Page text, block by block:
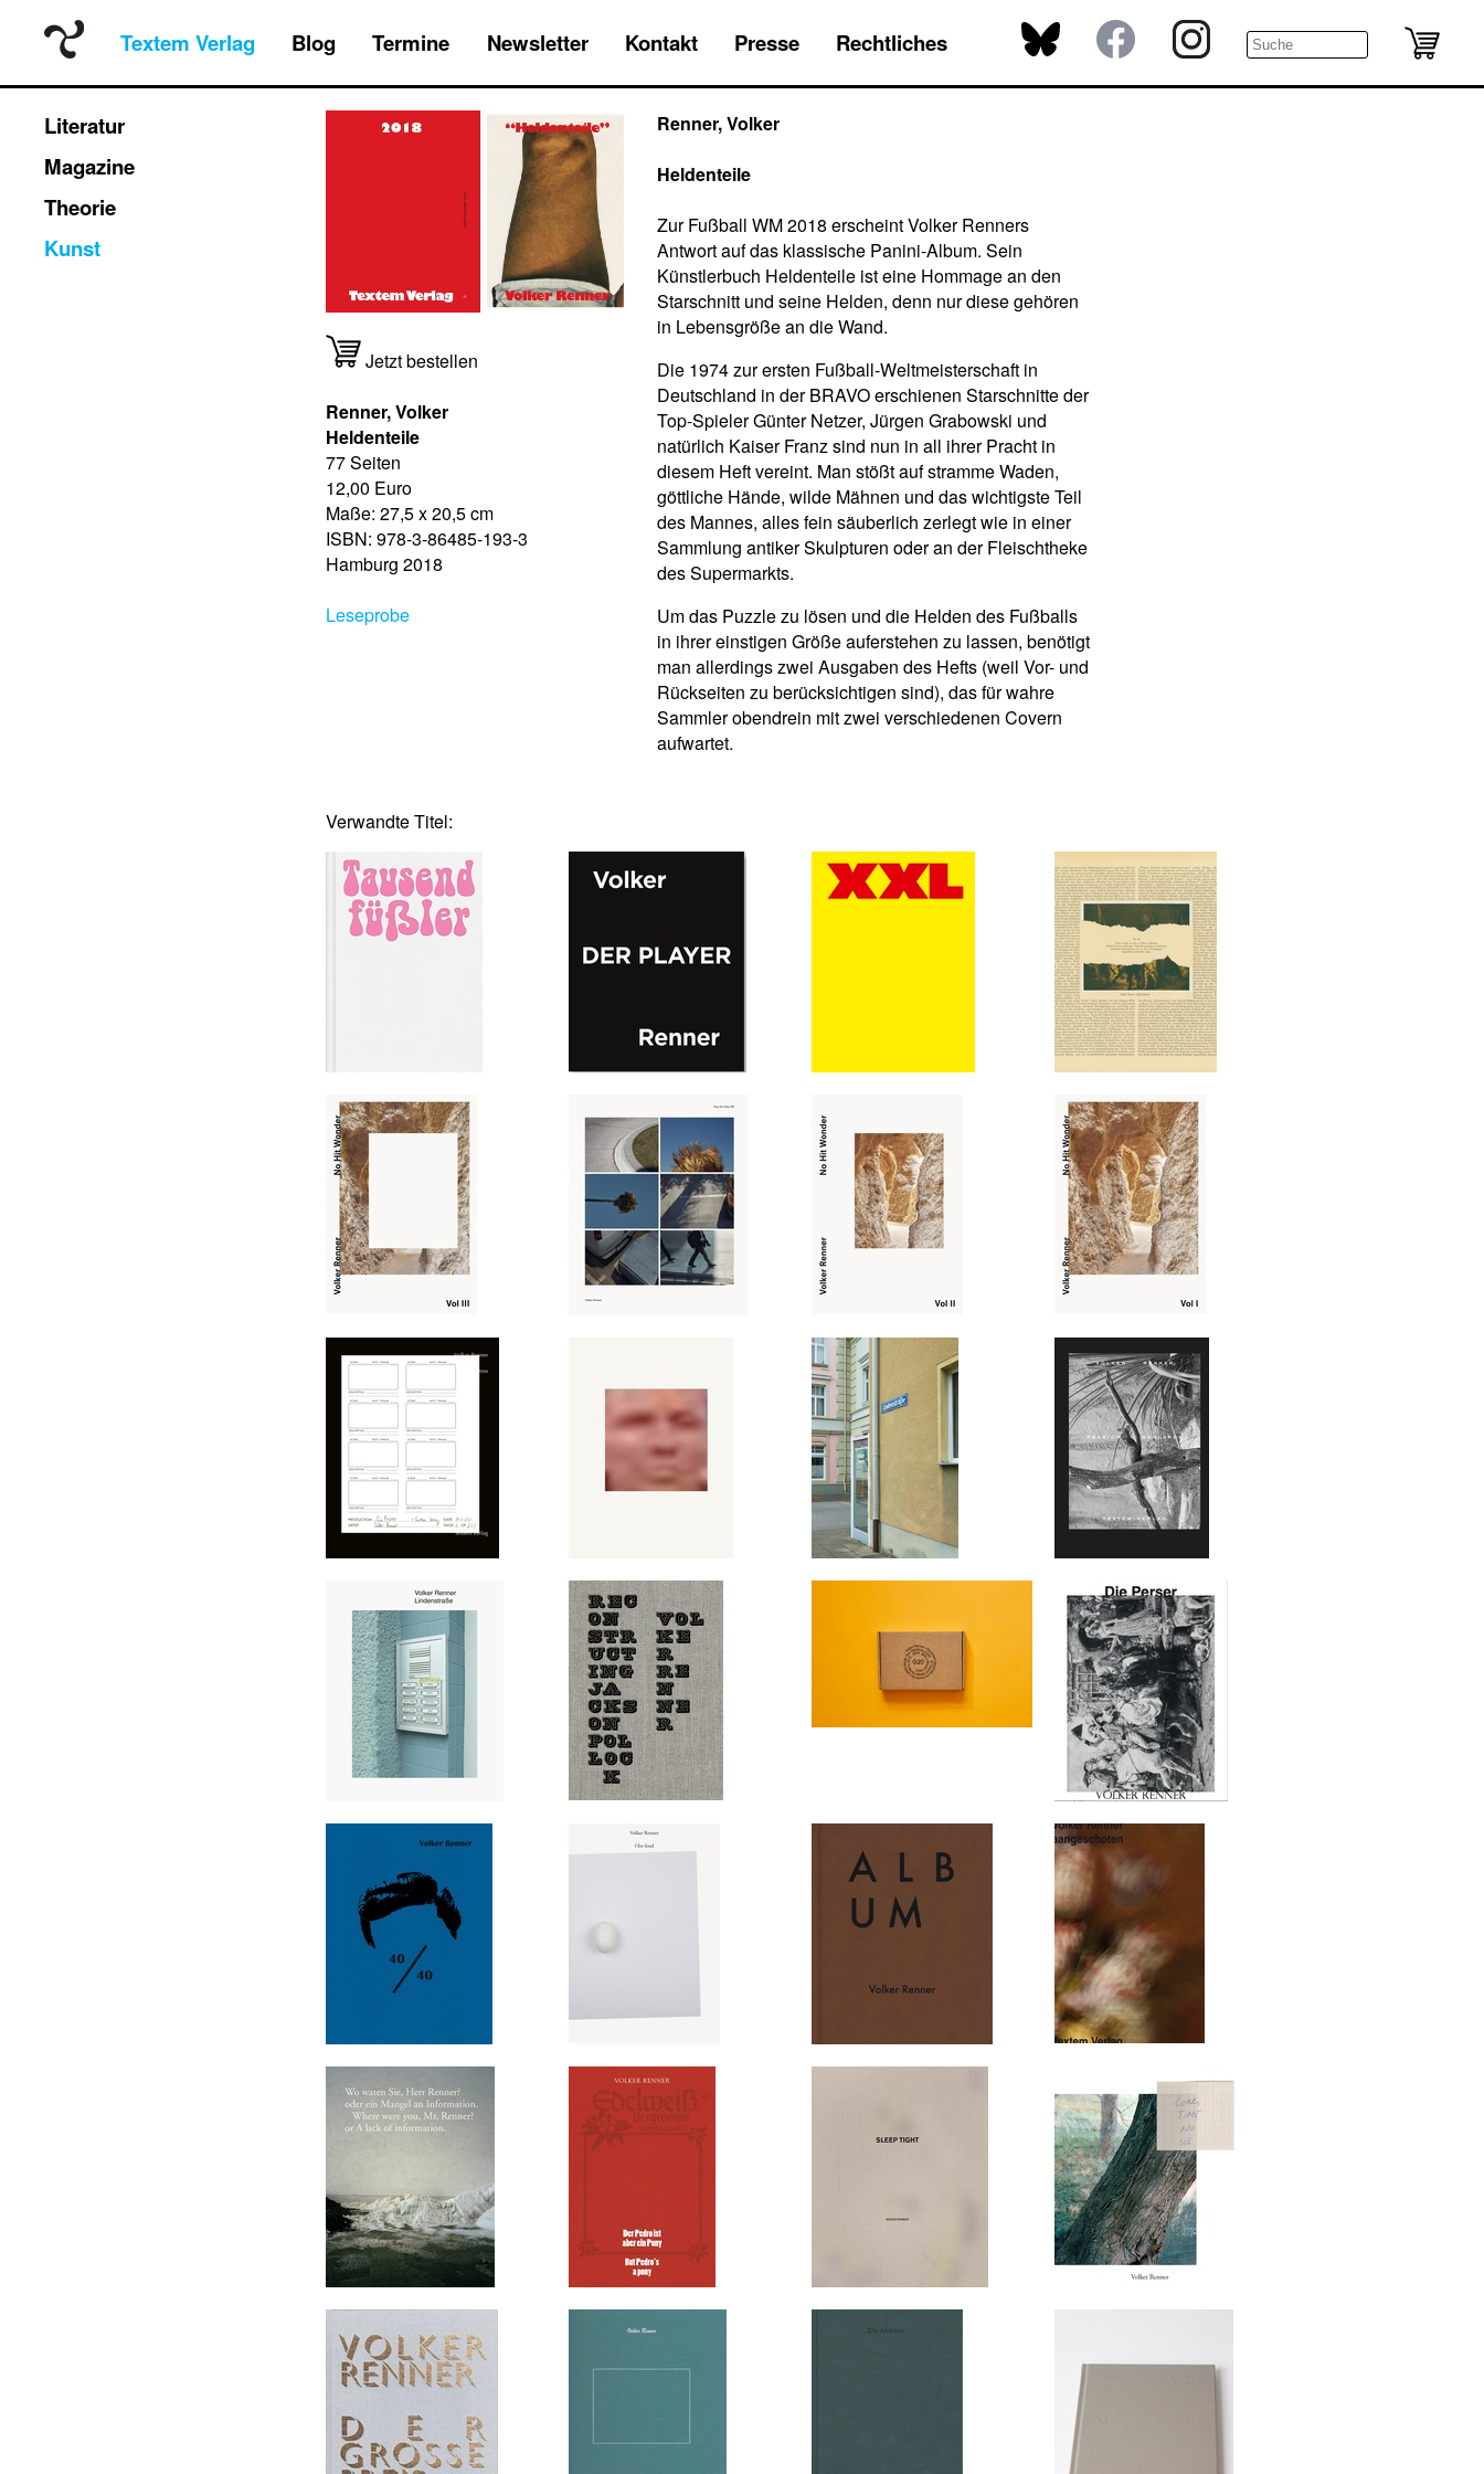
Textem Verlag Blog Termine Newsletter Kontakt Presse Rechtliches
Literatur
Magazine
Theorie
Kunst
Renner, Volker
Heldenteile
Zur Fußball WM 2018 erscheint Volker Renners
Antwort auf das klassische Panini-Album. Sein
Künstlerbuch Heldenteile ist eine Hommage an den
Starschnitt und seine Helden, denn nur diese gehören
in Lebensgröße an die Wand.
Die 1974 zur ersten Fußball-Weltmeisterschaft in
Deutschland in der BRAVO erschienen Starschnitte der
Top-Spieler Günter Netzer, Jürgen Grabowski und
natürlich Kaiser Franz sind nun in all ihrer Pracht in
diesem Heft vereint. Man stößt auf stramme Waden,
göttliche Hände, wilde Mähnen und das wichtigste Teil
des Mannes, alles fein säuberlich zerlegt wie in einer
Sammlung antiker Skulpturen oder an der Fleischtheke
des Supermarkts.
Um das Puzzle zu lösen und die Helden des Fußballs
in ihrer einstigen Größe auferstehen zu lassen, benötigt
man allerdings zwei Ausgaben des Hefts (weil Vor- und
Rückseiten zu berücksichtigen sind), das für wahre
Sammler obendrein mit zwei verschiedenen Covern
aufwartet.
Jetzt bestellen
Renner, Volker
Heldenteile
77 Seiten
12,00 Euro
Maße: 27,5 x 20,5 cm
ISBN: 978-3-86485-193-3
Hamburg 2018
Leseprobe
Verwandte Titel: